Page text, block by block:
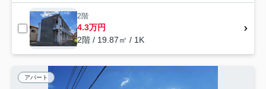
2階
4.3万円
2階 / 19.87㎡ / 1K
アパート